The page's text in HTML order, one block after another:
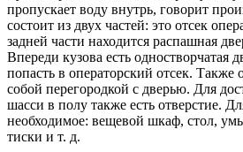
пропускает воду внутрь, говорит
состоит из двух частей: это отсек
задней части находится распашная
Впереди кузова есть одностворчатая
попасть в операторский отсек. Также
собой перегородкой с дверью. Для
шасси в полу также есть отверстие.
необходимое: вещевой шкаф, стол,
тиски и т. д.